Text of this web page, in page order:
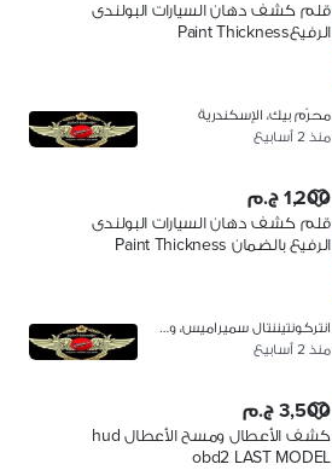
قلم كشف دهان السيارات البولندى
الرفيعPaint Thickness
محرّم بيك، الإسكندرية
منذ 2 أسابيع
1,200 ج.م
قلم كشف دهان السيارات البولندى
الرفيع بالضمان Paint Thickness
انتركونتيننتال سميراميس، وسط القاهر…
منذ 2 أسابيع
3,500 ج.م
كشف الأعطال ومسح الأعطال hud
obd2 LAST MODEL